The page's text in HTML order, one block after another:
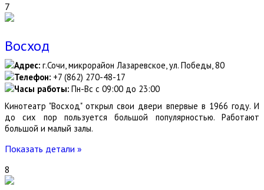
7
Восход
Адрес: г.Сочи, микрорайон Лазаревское, ул. Победы, 80
Телефон: +7 (862) 270-48-17
Часы работы: Пн-Вс с 09:00 до 23:00
Кинотеатр "Восход" открыл свои двери впервые в 1966 году. И
до сих пор пользуется большой популярностью. Работают
большой и малый залы.
Показать детали »
8